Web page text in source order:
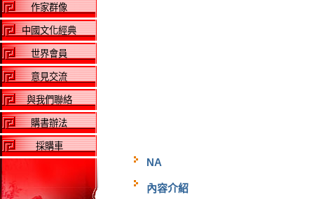
作家群像
中國文化經典
世界會員
意見交流
與我們聯絡
購書辦法
採購車
NA
內容介紹